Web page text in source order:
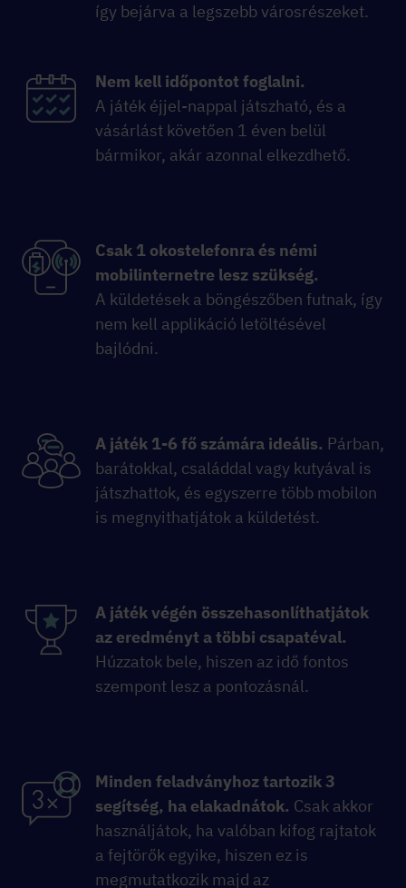
így bejárva a legszebb városrészeket.
Nem kell időpontot foglalni.
A játék éjjel-nappal játszható, és a
vásárlást követően 1 éven belül
bármikor, akár azonnal elkezdhető.
Csak 1 okostelefonra és némi
mobilinternetre lesz szükség.
A küldetések a böngészőben futnak, így
nem kell applikáció letöltésével
bajlódni.
A játék 1-6 fő számára ideális. Párban,
barátokkal, családdal vagy kutyával is
játszhattok, és egyszerre több mobilon
is megnyithatjátok a küldetést.
A játék végén összehasonlíthatjátok
az eredményt a többi csapatéval.
Húzzatok bele, hiszen az idő fontos
szempont lesz a pontozásnál.
Minden feladványhoz tartozik 3
segítség, ha elakadnátok. Csak akkor
használjátok, ha valóban kifog rajtatok
a fejtörők egyike, hiszen ez is
megmutatkozik majd az